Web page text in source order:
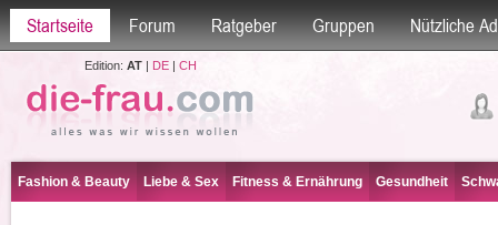
Startseite Forum Ratgeber Gruppen Nützliche
Edition: AT| DE| CH
Fashion & Beauty Liebe & Sex Fitness & Ernährung Gesundheit